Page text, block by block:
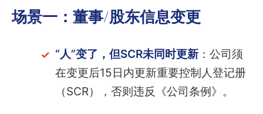
场景一：董事/股东信息变更
“人”变了，但SCR未同时更新：公司须
在变更后15日内更新重要控制人登记册
（SCR），否则违反《公司条例》。